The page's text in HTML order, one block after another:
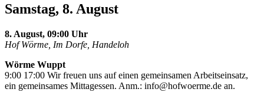
Samstag, 8. August
8. August, 09:00 Uhr
Hof Wörme, Im Dorfe, Handeloh
Wörme Wuppt
9:00 17:00 Wir freuen uns auf einen gemeinsamen Arbeitseinsatz,
ein gemeinsames Mittagessen. Anm.: info@hofwoerme.de an.